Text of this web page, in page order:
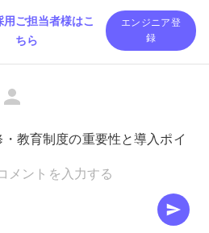
用ご担当者様はこ
ちら
エンジニア登
録
教育制度の重要性と導入ポイ